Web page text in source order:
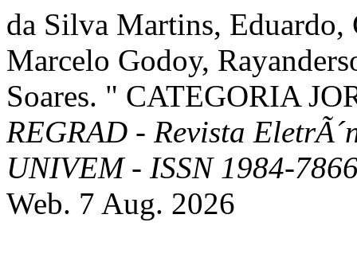
da Silva Martins,
Marcelo Godoy,
Soares. " CATEGORIA
REGRAD - Revista
UNIVEM - ISSN 1984-
Web. 7 Aug. 2026